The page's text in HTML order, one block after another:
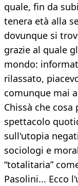
quale, fin da
tenera età alla
dovunque si
grazie al quale
mondo:
rilassato,
comunque mai
Chissà che
spettacolo
sull'utopia
sociologi e
“totalitaria”
Pasolini... Ecco